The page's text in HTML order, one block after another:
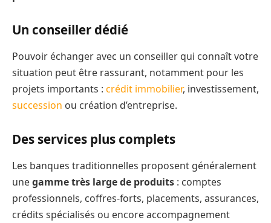
Un conseiller dédié
Pouvoir échanger avec un conseiller qui connaît votre
situation peut être rassurant, notamment pour les
projets importants : crédit immobilier, investissement,
succession ou création d’entreprise.
Des services plus complets
Les banques traditionnelles proposent généralement
unegamme très large de produits : comptes
professionnels, coffres-forts, placements, assurances,
crédits spécialisés ou encore accompagnement